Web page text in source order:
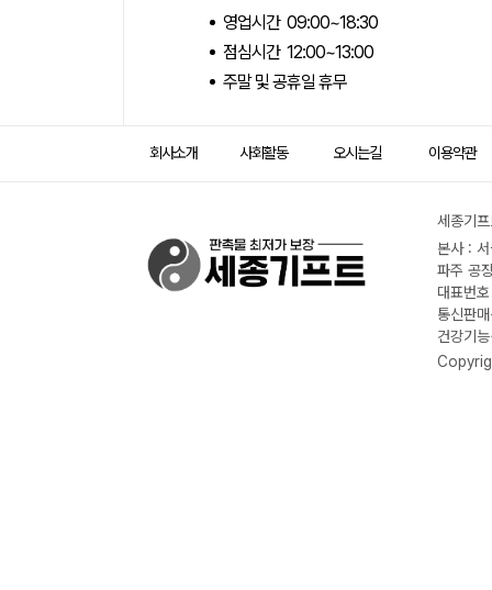
영업시간 09:00~18:30
점심시간 12:00~13:00
주말 및 공휴일 휴무
회사소개 사회활동 오시는길 이용약관
세종기
본사 :
파주 공
대표번
통신판
건강기